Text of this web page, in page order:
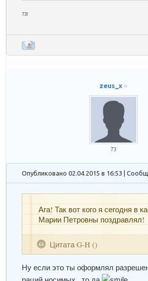
73!
zeus_x
73
Опубликовано 02.04.2015 в 16:53 |
Цитата G-H ()
Ага! Так вот кого я сегодня в
Марии Петровны поздравлял!
Ну если это ты оформлял